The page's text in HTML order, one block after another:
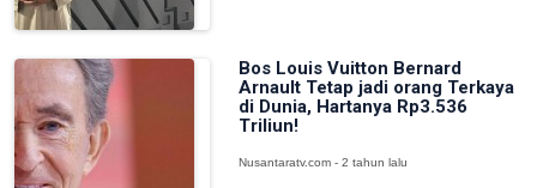
Bos Louis Vuitton Bernard
Arnault Tetap jadi orang Terkaya
di Dunia, Hartanya Rp3.536
Triliun!
Nusantaratv.com - 2 tahun lalu